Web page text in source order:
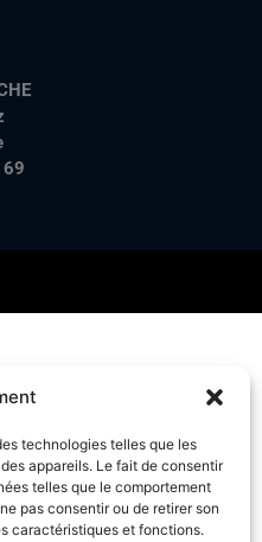
technologies telles que les
appareils. Le fait de consentir
telles que le comportement
pas consentir ou de retirer son
caractéristiques et fonctions.